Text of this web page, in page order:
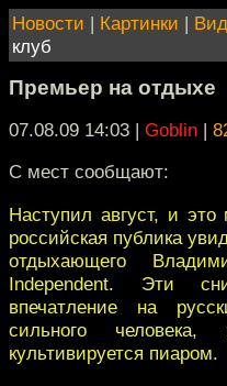
Новости | Картинки |
клуб
Премьер на отдыхе
07.08.09 14:03 | Goblin |
С мест сообщают:
Наступил август, и это
российская публика
отдыхающего
Independent. Эти
впечатление на
сильного
культивируется пиаром.